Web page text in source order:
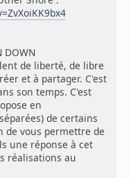
DOWN
de liberté, de libre
et à partager. C'est
son temps. C'est
en
de certains
de vous permettre de
une réponse à cet
réalisations au